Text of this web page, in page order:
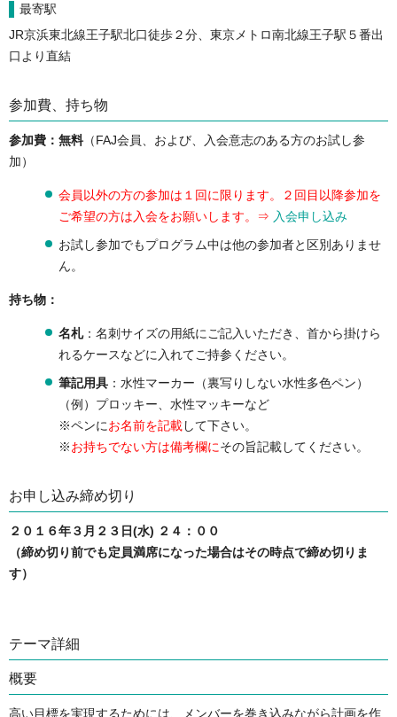
最寄駅
JR京浜東北線王子駅北口徒歩２分、東京メトロ南北線王子駅５番出
口より直結
参加費、持ち物
参加費：無料（FAJ会員、および、入会意志のある方のお試し参
加）
会員以外の方の参加は１回に限ります。２回目以降参加を
ご希望の方は入会をお願いします。⇒ 入会申し込み
お試し参加でもプログラム中は他の参加者と区別ありませ
ん。
持ち物：
名札：名刺サイズの用紙にご記入いただき、首から掛けら
れるケースなどに入れてご持参ください。
筆記用具 ：水性マーカー（裏写りしない水性多色ペン）
（例）プロッキー、水性マッキーなど
※ペンに お名前を記載 して下さい。
※ お持ちでない方は備考欄に その旨記載してください。
お申し込み締め切り
２０１６年３月２３日(水) ２４：００
（締め切り前でも定員満席になった場合はその時点で締め切りま
す）
テーマ詳細
概要
高い目標を実現するためには、メンバーを巻き込みながら計画を作